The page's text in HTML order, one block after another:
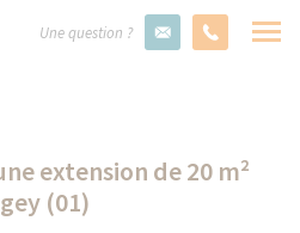
Une question ?
extension de 20 m²
(01)